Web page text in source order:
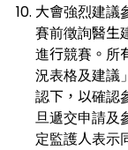
大會強烈建議
賽前徵詢醫生
進行競賽。所
況表格及建議
認下，以確認
旦遞交申請及
定監護人表示